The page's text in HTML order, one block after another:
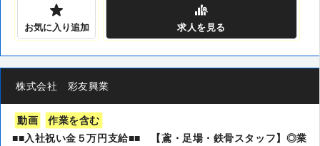
お気に入り追加 求人を見る
株式会社 彩友興業
動画
作業を含む
■■入社祝い金５万円支給■■ 【鳶・足場・鉄骨スタッフ】◎業